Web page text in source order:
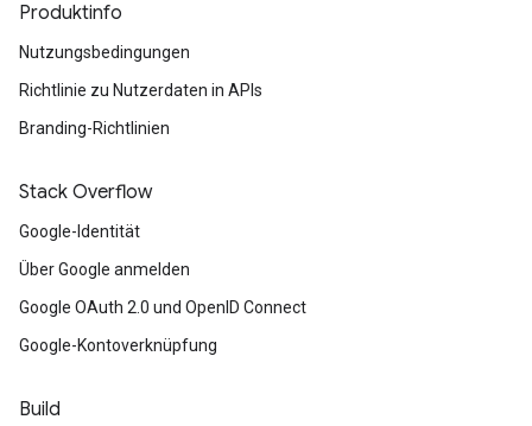
Produktinfo
Nutzungsbedingungen
Richtlinie zu Nutzerdaten in APIs
Branding-Richtlinien
Stack Overflow
Google-Identität
Über Google anmelden
Google OAuth 2.0 und OpenID Connect
Google-Kontoverknüpfung
Build